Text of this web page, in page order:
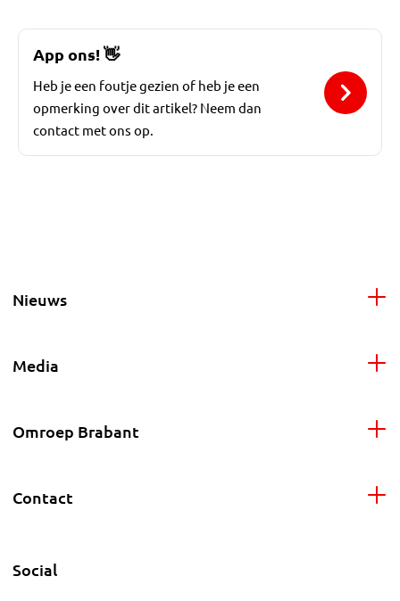
App ons!👋
Heb je een foutje gezien of heb je een
opmerking over dit artikel? Neem dan
contact met ons op.
Nieuws
Media
Omroep Brabant
Contact
Social